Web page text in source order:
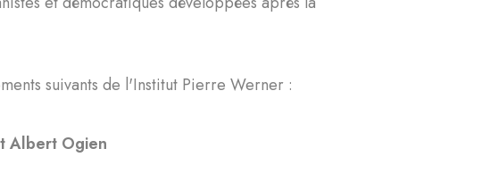
suivants de l'Institut Pierre Werner :
Albert Ogien